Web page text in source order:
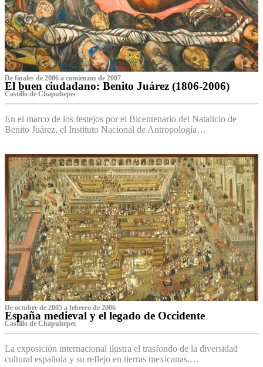
De finales de 2006 a comienzos de 2007
El buen ciudadano: Benito Juárez (1806-2006)
Castillo de Chapultepec
En el marco de los festejos por el Bicentenario del Natalicio de
Benito Juárez, el Instituto Nacional de Antropología…
De octubre de 2005 a febrero de 2006
España medieval y el legado de Occidente
Castillo de Chapultepec
La exposición internacional ilustra el trasfondo de la diversidad
cultural española y su reflejo en tierras mexicanas.…